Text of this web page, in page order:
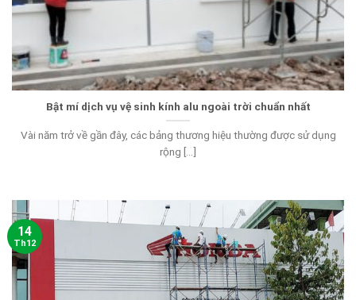
Bật mí dịch vụ vệ sinh kính alu ngoài trời chuẩn nhất
Vài năm trở về gần đây, các bảng thương hiệu thường được sử dụng
rộng [...]
14
Th12